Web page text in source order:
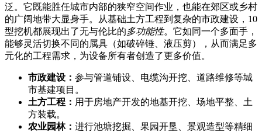
泛。它既能胜任城市内部的狭窄空间作业，也能在郊区或乡村
的广阔地带大显身手。从基础土方工程到复杂的市政建设，10
型挖机都展现出了无与伦比的多功能性。它如同一个多面手，
能够灵活切换不同的属具（如破碎锤、液压剪），从而满足多
元化的工程需求，为设备所有者创造了更多价值。
市政建设： 参与管道铺设、电缆沟开挖、道路维修等城
市基建项目。
土方工程： 用于房地产开发的地基开挖、场地平整、土
方装载。
农业园林： 进行池塘挖掘、果园开垦、景观造型等精细